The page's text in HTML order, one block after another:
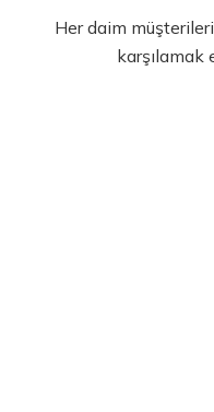
Her daim
karşılamak